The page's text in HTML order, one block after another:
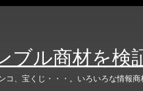
ブル商材を検
コ、宝くじ・・・。いろいろな情報